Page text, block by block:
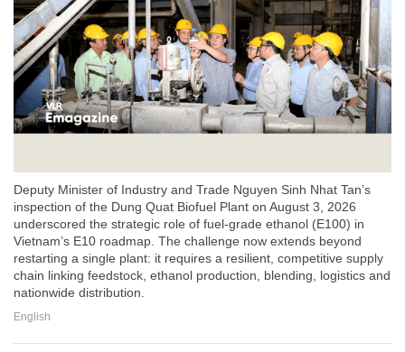
Deputy Minister of Industry and Trade Nguyen Sinh Nhat Tan’s
inspection of the Dung Quat Biofuel Plant on August 3, 2026
underscored the strategic role of fuel-grade ethanol (E100) in
Vietnam’s E10 roadmap. The challenge now extends beyond
restarting a single plant: it requires a resilient, competitive supply
chain linking feedstock, ethanol production, blending, logistics and
nationwide distribution.
English